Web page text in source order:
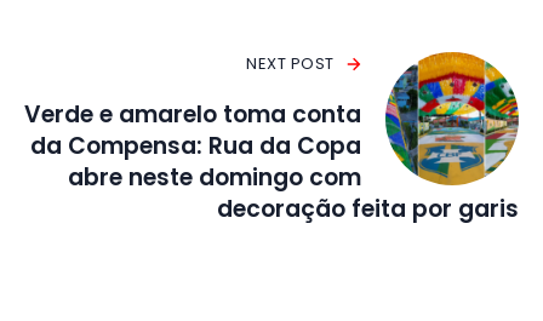
NEXT POST
Verde e amarelo toma conta
da Compensa: Rua da Copa
abre neste domingo com
decoração feita por garis